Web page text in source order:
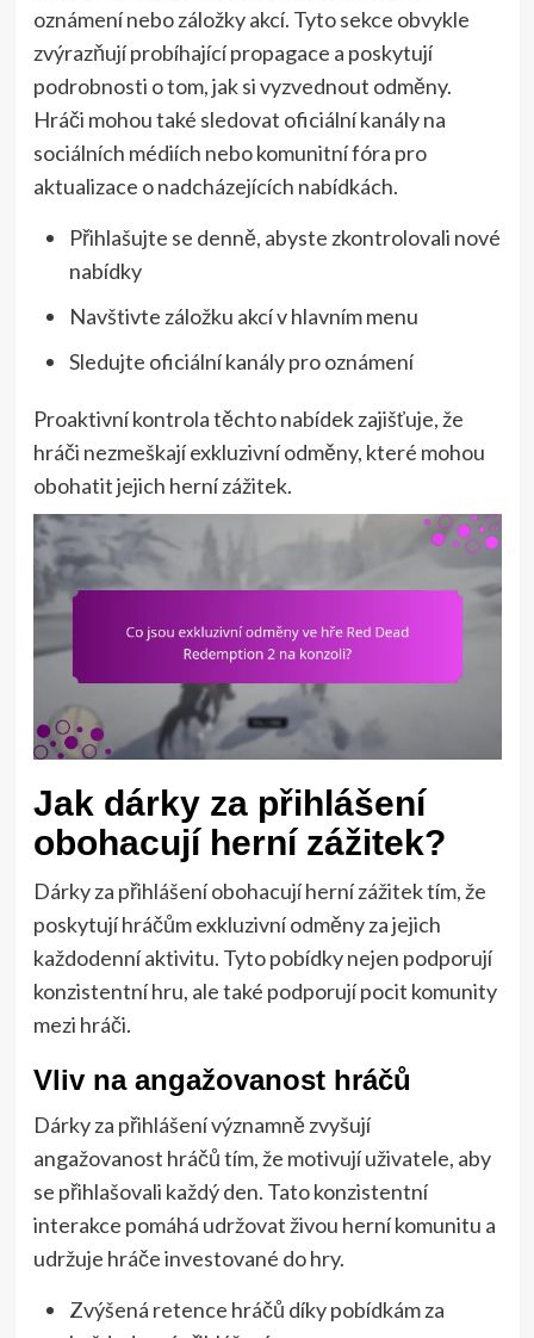
oznámení nebo záložky akcí. Tyto sekce obvykle
zvýrazňují probíhající propagace a poskytují
podrobnosti o tom, jak si vyzvednout odměny.
Hráči mohou také sledovat oficiální kanály na
sociálních médiích nebo komunitní fóra pro
aktualizace o nadcházejících nabídkách.
Přihlašujte se denně, abyste zkontrolovali nové
nabídky
Navštivte záložku akcí v hlavním menu
Sledujte oficiální kanály pro oznámení
Proaktivní kontrola těchto nabídek zajišťuje, že
hráči nezmeškají exkluzivní odměny, které mohou
obohatit jejich herní zážitek.
Jak dárky za přihlášení
obohacují herní zážitek?
Dárky za přihlášení obohacují herní zážitek tím, že
poskytují hráčům exkluzivní odměny za jejich
každodenní aktivitu. Tyto pobídky nejen podporují
konzistentní hru, ale také podporují pocit komunity
mezi hráči.
Vliv na angažovanost hráčů
Dárky za přihlášení významně zvyšují
angažovanost hráčů tím, že motivují uživatele, aby
se přihlašovali každý den. Tato konzistentní
interakce pomáhá udržovat živou herní komunitu a
udržuje hráče investované do hry.
Zvýšená retence hráčů díky pobídkám za